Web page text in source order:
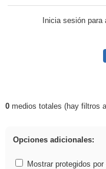
Inicia sesión
Resultados de:
0medios totales (hay filtros
Opciones adicionales:
Mostrar protegidos